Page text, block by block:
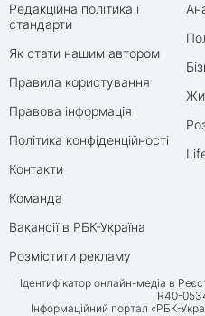
Редакційна політика і
стандарти
Як стати нашим автором
Правила користування
Правова інформація
Політика конфіденційності
Контакти
Команда
Вакансії в РБК-Україна
Розмістити рекламу
Ідентифікатор онлайн-медіа в
R40-
Інформаційний портал «РБК-